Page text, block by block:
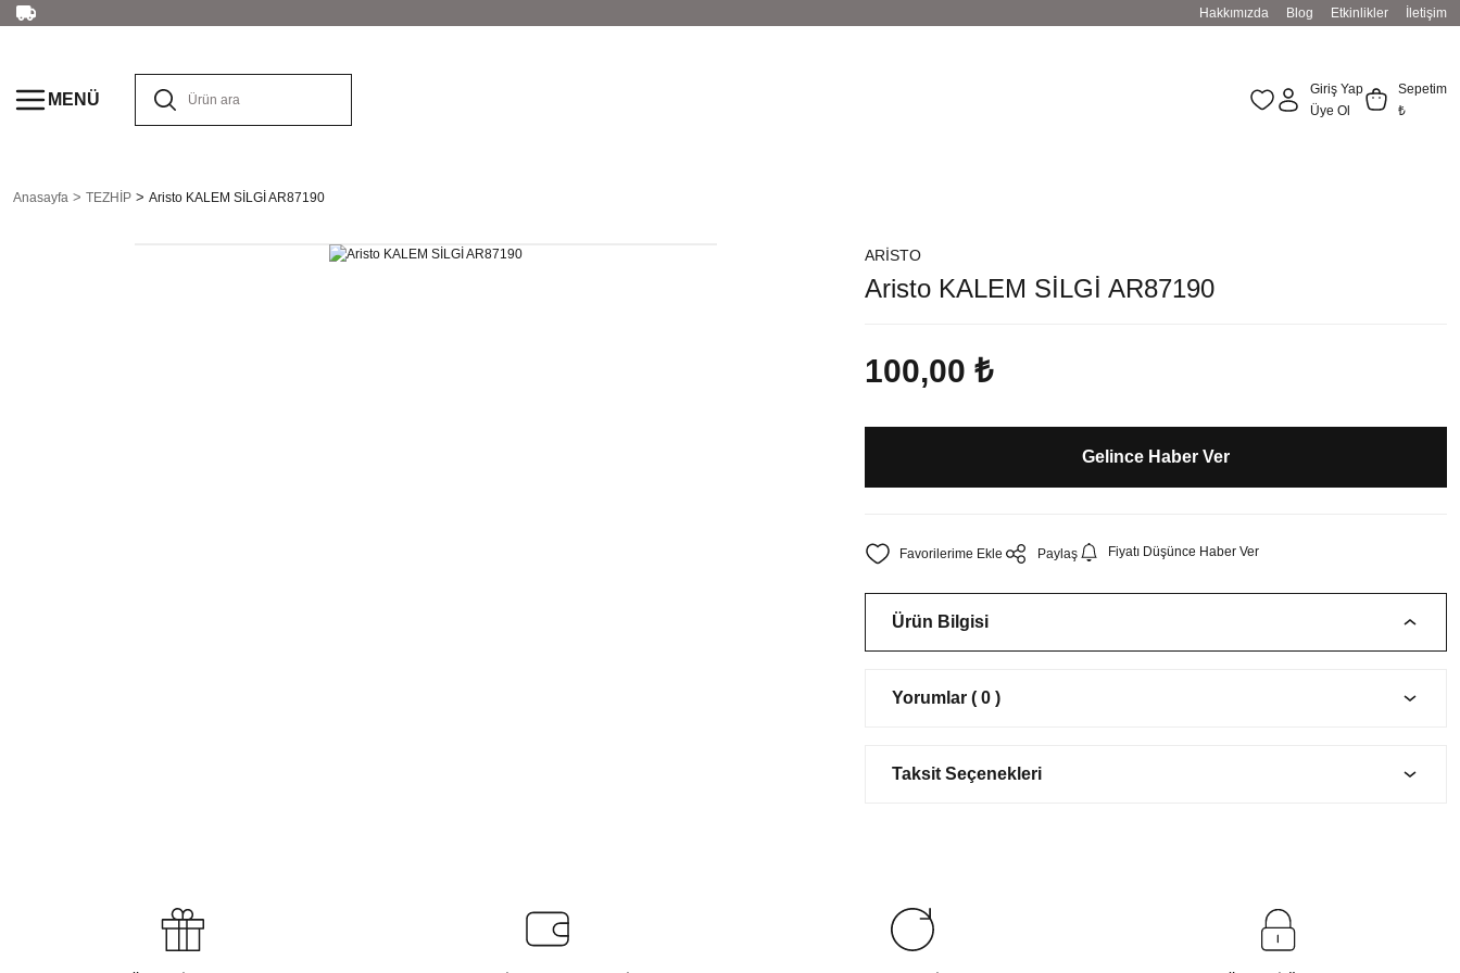
Hakkımızda Blog Etkinlikler İletişim
MENÜ
Giriş Yap
Üye Ol
Sepetim
₺
Anasayfa TEZHİP Aristo KALEM SİLGİ AR87190
ARİSTO
Aristo KALEM SİLGİ AR87190
100,00 ₺
Gelince Haber Ver
Paylaş Fiyatı Düşünce Haber Ver
Ürün Bilgisi
Yorumlar ( 0 )
Taksit Seçenekleri